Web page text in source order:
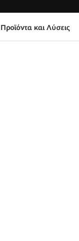
Προϊόντα και Λύσεις